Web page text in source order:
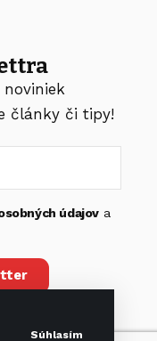
Súhlasím
články či tipy!
údajova